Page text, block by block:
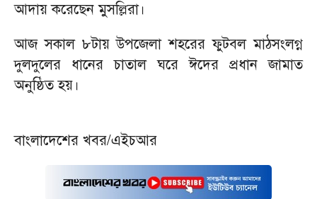
আদায় করেছেন মুসল্লিরা।
‎আজ সকাল ৮টায় উপজেলা শহরের ফুটবল মাঠসংলগ্ন
দুলদুলের ধানের চাতাল ঘরে ঈদের প্রধান জামাত
অনুষ্ঠিত হয়।
‎বাংলাদেশের খবর/এইচআর